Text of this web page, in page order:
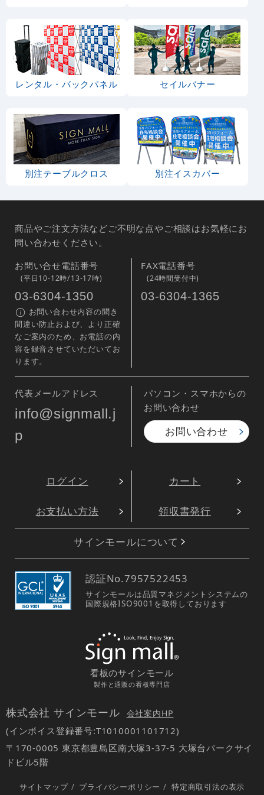
レンタル・バックパネル セイルバナー
別注テーブルクロス 別注イスカバー
商品やご注文方法などご不明な点やご相談はお気軽にお
問い合わせください。
お問い合せ電話番号
(平日10-12時/13-17時)
03-6304-1350
お問い合わせ内容の聞き
間違い防止および、より正確
なご案内のため、お電話の内
容を録音させていただいてお
ります。
FAX電話番号
(24時間受付中)
03-6304-1365
代表メールアドレス
info@signmall.j
p
パソコン・スマホからの
お問い合わせ
お問い合わせ
ログイン カート
お支払い方法 領収書発行
サインモールについて
認証No.7957522453
サインモールは品質マネジメントシステムの
国際規格ISO9001を取得しております
看板のサインモール
製作と通販の看板専門店
株式会社 サインモール 会社案内HP
(インボイス登録番号:T1010001101712)
〒170-0005 東京都豊島区南大塚3-37-5 大塚台パークサイ
ドビル5階
サイトマップ / プライバシーポリシー / 特定商取引法の表示